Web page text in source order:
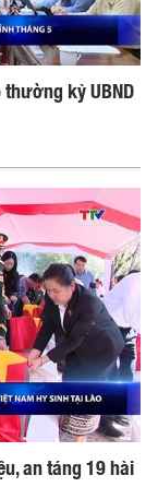
kỳ UBND
an táng 19 hài